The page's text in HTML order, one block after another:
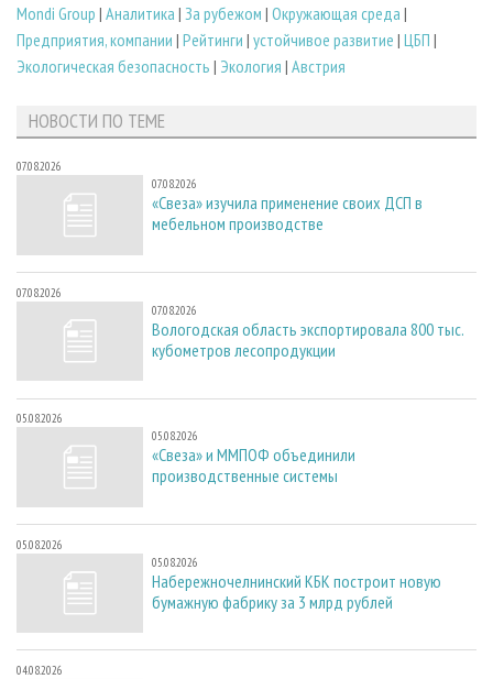
Mondi Group | Аналитика | За рубежом | Окружающая среда |
Предприятия, компании | Рейтинги | устойчивое развитие | ЦБП |
Экологическая безопасность | Экология | Австрия
НОВОСТИ ПО ТЕМЕ
07.08.2026
07.08.2026
«Свеза» изучила применение своих ДСП в
мебельном производстве
07.08.2026
07.08.2026
Вологодская область экспортировала 800 тыс.
кубометров лесопродукции
05.08.2026
05.08.2026
«Свеза» и ММПОФ объединили
производственные системы
05.08.2026
05.08.2026
Набережночелнинский КБК построит новую
бумажную фабрику за 3 млрд рублей
04.08.2026